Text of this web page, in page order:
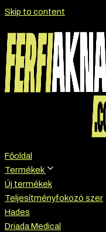
Skip to content
Főoldal
Termékek
Új termékek
Teljesítményfokozó szer
Hades
Driada Medical